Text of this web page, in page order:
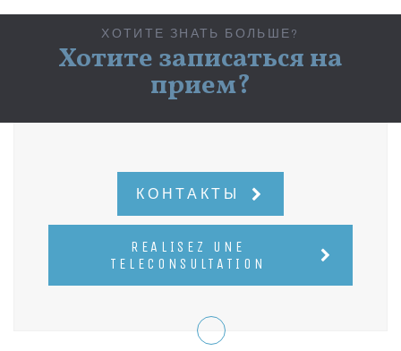
ХОТИТЕ ЗНАТЬ БОЛЬШЕ?
Хотите записаться на
прием?
КОНТАКТЫ
REALISEZ UNE
TELECONSULTATION